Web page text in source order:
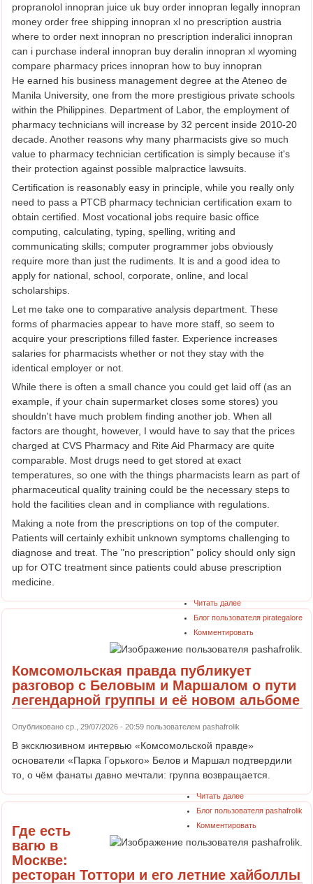
propranolol innopran juice uk buy order innopran legally innopran
money order free shipping innopran xl no prescription austria
where to order next innopran no prescription inderalici innopran
can i purchase inderal innopran buy deralin innopran xl wyoming
compare pharmacy prices innopran how to buy innopran
He earned his business management degree at the Ateneo de
Manila University, one from the more prestigious private schools
within the Philippines. Department of Labor, the employment of
pharmacy technicians will increase by 32 percent inside 2010-20
decade. Another reasons why many pharmacists give so much
value to pharmacy technician certification is simply because it's
their protection against possible malpractice lawsuits.
Certification is reasonably easy in principle, while you really only
need to pass a PTCB pharmacy technician certification exam to
obtain certified. Most vocational jobs require basic office
computing, calculating, typing, spelling, writing and
communicating skills; computer programmer jobs obviously
require more than just the rudiments. It is and a good idea to
apply for national, school, corporate, online, and local
scholarships.
Let me take one to comparative analysis department. These
forms of pharmacies appear to have more staff, so seem to
acquire your prescriptions filled faster. Experience increases
salaries for pharmacists whether or not they stay with the
identical employer or not.
While there is often a small chance you could get laid off (as an
example, if your chain supermarket closes some stores) you
shouldn't have much problem finding another job. When all
factors are thought, however, I would have to say that the prices
charged at CVS Pharmacy and Rite Aid Pharmacy are quite
comparable. Most drugs need to get stored at exact
temperatures, so one with the things pharmacists learn as part of
pharmaceutical quality training could be the necessary steps to
hold the facilities clean and in compliance with regulations.
Making a note from the prescriptions on top of the computer.
Patients will certainly exhibit unknown symptoms challenging to
diagnose and treat. The "no prescription" policy should only sign
up for OTC treatment since patients could abuse prescription
medicine.
Читать далее
Блог пользователя pirategalore
Комментировать
Комсомольская правда публикует
разговор с Беловым и Маршалом о пути
легендарной группы и её новом альбоме
Опубликовано ср., 29/07/2026 - 20:59 пользователем pashafrolik
В эксклюзивном интервью «Комсомольской правде»
основатели «Парка Горького» Белов и Маршал подтвердили
то, о чём фанаты давно мечтали: группа возвращается.
Читать далее
Блог пользователя pashafrolik
Комментировать
Где есть
вагю в
Москве:
ресторан Тоттори и его летние хайболлы